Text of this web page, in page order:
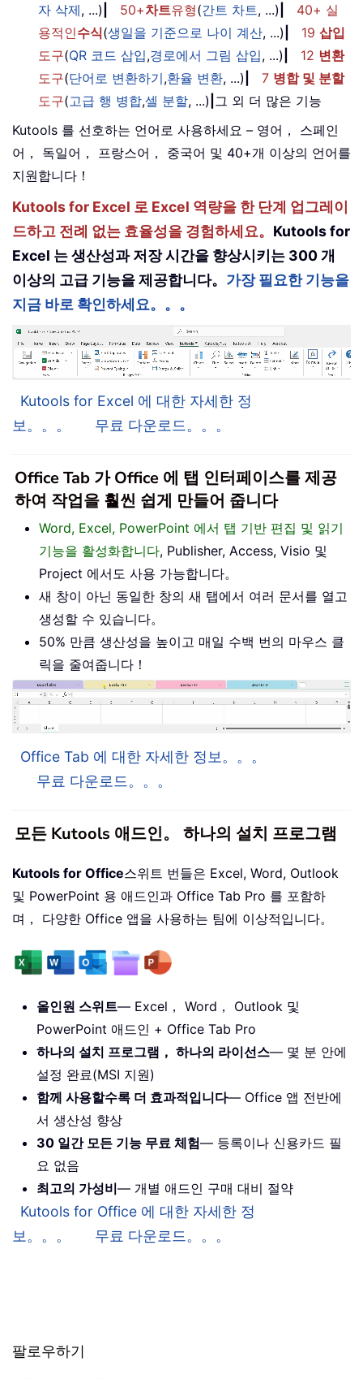
자 삭제, ...) 50+차트유형(간트 차트, ...)
40+ 실
용적인수식(생일을 기준으로 나이 계산, ...) 19 삽입
도구(QR 코드 삽입,경로에서 그림 삽입, ...) 12 변환
도구(단어로 변환하기,환율 변환, ...) 7 병합 및 분할
도구(고급 행 병합,셀 분할, ...) 그 외 더 많은 기능
Kutools 를 선호하는 언어로 사용하세요 – 영어， 스페인
어， 독일어， 프랑스어， 중국어 및 40+개 이상의 언어를
지원합니다！
Kutools for Excel 로 Excel 역량을 한 단계 업그레이
드하고 전례 없는 효율성을 경험하세요。 Kutools for
Excel 는 생산성과 저장 시간을 향상시키는 300 개
이상의 고급 기능을 제공합니다。 가장 필요한 기능을
지금 바로 확인하세요。。。
Kutools for Excel 에 대한 자세한 정
보。。。
무료 다운로드。。。
Office Tab 가 Office 에 탭 인터페이스를 제공
하여 작업을 훨씬 쉽게 만들어 줍니다
Word, Excel, PowerPoint 에서 탭 기반 편집 및 읽기
기능을 활성화합니다, Publisher, Access, Visio 및
Project 에서도 사용 가능합니다。
새 창이 아닌 동일한 창의 새 탭에서 여러 문서를 열고
생성할 수 있습니다。
50% 만큼 생산성을 높이고 매일 수백 번의 마우스 클
릭을 줄여줍니다！
Office Tab 에 대한 자세한 정보。。。
무료 다운로드。。。
모든 Kutools 애드인。 하나의 설치 프로그램
Kutools for Office스위트 번들은 Excel, Word, Outlook
및 PowerPoint 용 애드인과 Office Tab Pro 를 포함하
며， 다양한 Office 앱을 사용하는 팀에 이상적입니다。
올인원 스위트— Excel， Word， Outlook 및
PowerPoint 애드인 + Office Tab Pro
하나의 설치 프로그램， 하나의 라이선스— 몇 분 안에
설정 완료(MSI 지원)
함께 사용할수록 더 효과적입니다— Office 앱 전반에
서 생산성 향상
30 일간 모든 기능 무료 체험— 등록이나 신용카드 필
요 없음
최고의 가성비— 개별 애드인 구매 대비 절약
Kutools for Office 에 대한 자세한 정
보。。。
무료 다운로드。。。
팔로우하기